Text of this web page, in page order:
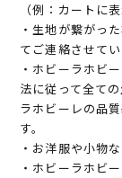
（例：カートに
・生地が繋がっ
てご連絡させてい
・ホビーラホビ
法に従って全て
ラホビーレの品
す。
・お洋服や小物
・ホビーラホビ